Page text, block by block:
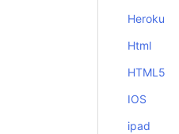
Heroku
Html
HTML5
IOS
ipad